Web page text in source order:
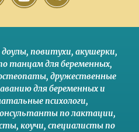
доулы, повитухи, акушерки,
танцам для беременных,
, дружественные
для беременных и
психологи,
по лактации,
, коучи, специалисты по